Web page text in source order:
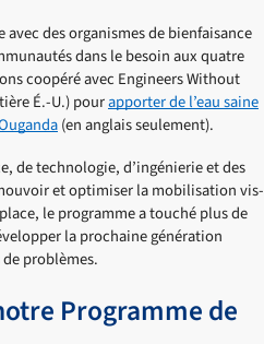
des organismes de bienfaisance
dans le besoin aux quatre
coopéré avec Engineers Without
É.-U.) pourapporter de l’eau saine
(en anglais seulement).
de technologie, d’ingénierie et des
et optimiser la mobilisation vis-
le programme a touché plus de
la prochaine génération
problèmes.
Programme de